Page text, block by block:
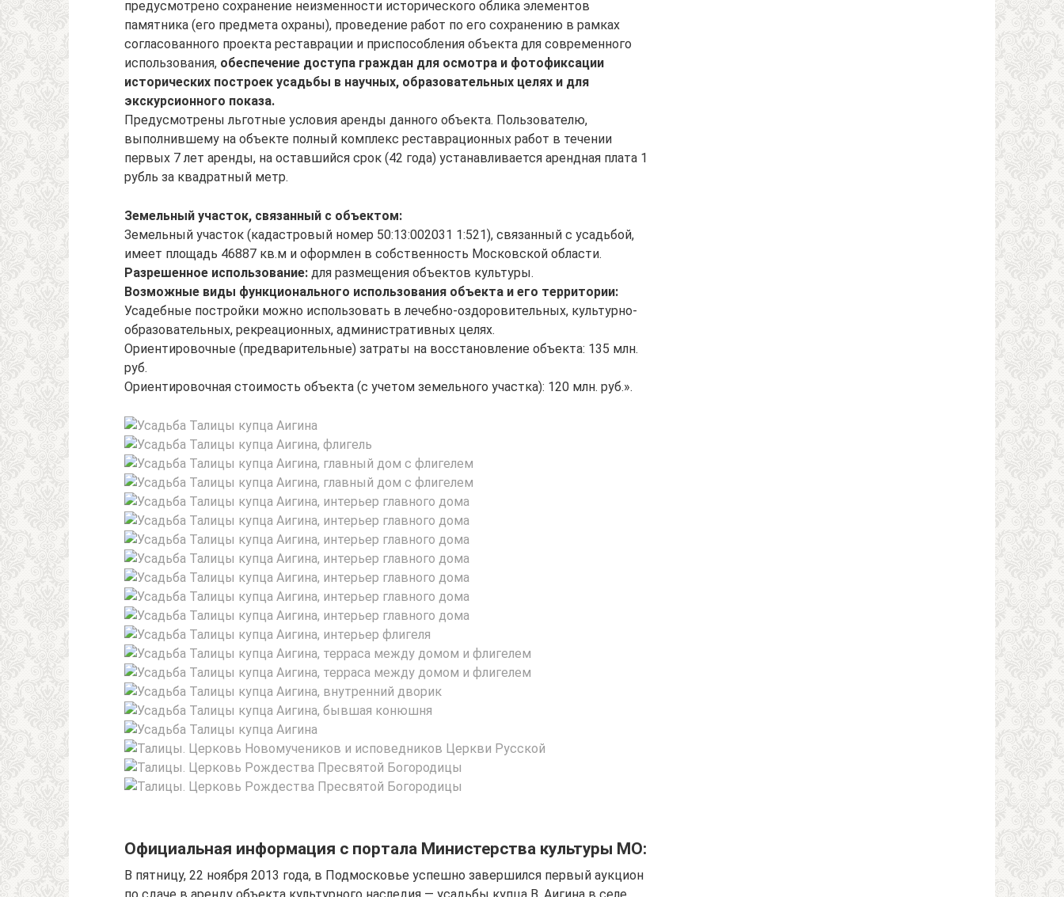
предусмотрено сохранение неизменности исторического облика элементов
памятника (его предмета охраны), проведение работ по его сохранению в рамках
согласованного проекта реставрации и приспособления объекта для современного
использования, обеспечение доступа граждан для осмотра и фотофиксации
исторических построек усадьбы в научных, образовательных целях и для
экскурсионного показа.
Предусмотрены льготные условия аренды данного объекта. Пользователю,
выполнившему на объекте полный комплекс реставрационных работ в течении
первых 7 лет аренды, на оставшийся срок (42 года) устанавливается арендная плата 1
рубль за квадратный метр.
Земельный участок, связанный с объектом:
Земельный участок (кадастровый номер 50:13:002031 1:521), связанный с усадьбой,
имеет площадь 46887 кв.м и оформлен в собственность Московской области.
Разрешенное использование: для размещения объектов культуры.
Возможные виды функционального использования объекта и его территории:
Усадебные постройки можно использовать в лечебно-оздоровительных, культурно-
образовательных, рекреационных, административных целях.
Ориентировочные (предварительные) затраты на восстановление объекта: 135 млн.
руб.
Ориентировочная стоимость объекта (с учетом земельного участка): 120 млн. руб.».
Официальная информация с портала Министерства культуры МО:
В пятницу, 22 ноября 2013 года, в Подмосковье успешно завершился первый аукцион
по сдаче в аренду объекта культурного наследия — усадьбы купца В. Аигина в селе